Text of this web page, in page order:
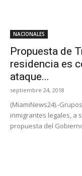
NACIONALES
Propuesta de
residencia es
ataque...
septiembre 24, 2018
(MiamiNews24).-
inmigrantes legales, a
propuesta del